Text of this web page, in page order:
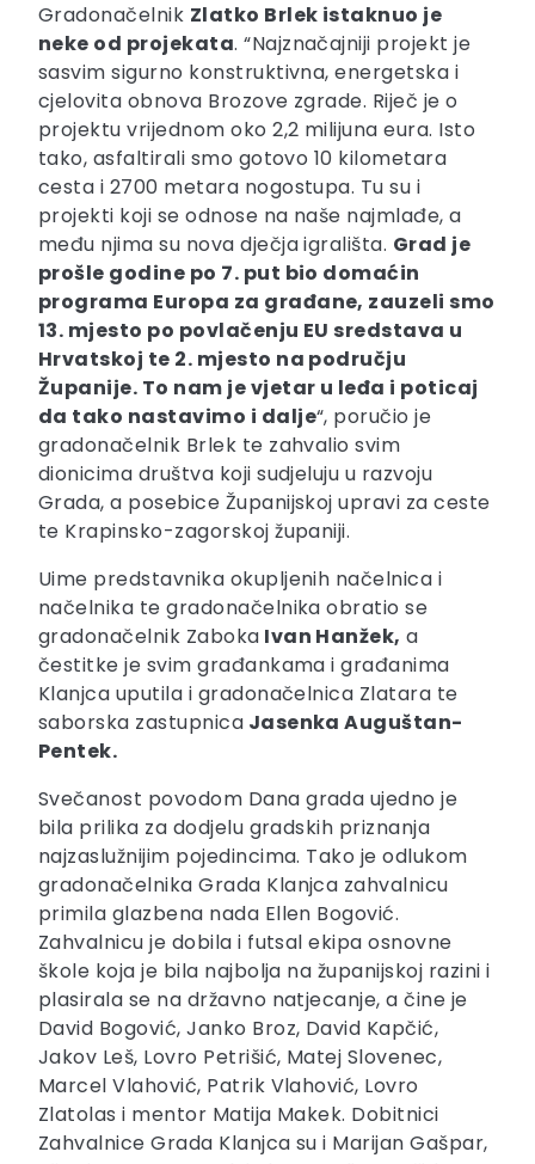
Gradonačelnik Zlatko Brlek istaknuo je
neke od projekata. “Najznačajniji projekt je
sasvim sigurno konstruktivna, energetska i
cjelovita obnova Brozove zgrade. Riječ je o
projektu vrijednom oko 2,2 milijuna eura. Isto
tako, asfaltirali smo gotovo 10 kilometara
cesta i 2700 metara nogostupa. Tu su i
projekti koji se odnose na naše najmlađe, a
među njima su nova dječja igrališta. Grad je
prošle godine po 7. put bio domaćin
programa Europa za građane, zauzeli smo
13. mjesto po povlačenju EU sredstava u
Hrvatskoj te 2. mjesto na području
Županije. To nam je vjetar u leđa i poticaj
da tako nastavimo i dalje“, poručio je
gradonačelnik Brlek te zahvalio svim
dionicima društva koji sudjeluju u razvoju
Grada, a posebice Županijskoj upravi za ceste
te Krapinsko-zagorskoj županiji.
Uime predstavnika okupljenih načelnica i
načelnika te gradonačelnika obratio se
gradonačelnik Zaboka Ivan Hanžek, a
čestitke je svim građankama i građanima
Klanjca uputila i gradonačelnica Zlatara te
saborska zastupnica Jasenka Auguštan-
Pentek.
Svečanost povodom Dana grada ujedno je
bila prilika za dodjelu gradskih priznanja
najzaslužnijim pojedincima. Tako je odlukom
gradonačelnika Grada Klanjca zahvalnicu
primila glazbena nada Ellen Bogović.
Zahvalnicu je dobila i futsal ekipa osnovne
škole koja je bila najbolja na županijskoj razini i
plasirala se na državno natjecanje, a čine je
David Bogović, Janko Broz, David Kapčić,
Jakov Leš, Lovro Petrišić, Matej Slovenec,
Marcel Vlahović, Patrik Vlahović, Lovro
Zlatolas i mentor Matija Makek. Dobitnici
Zahvalnice Grada Klanjca su i Marijan Gašpar,